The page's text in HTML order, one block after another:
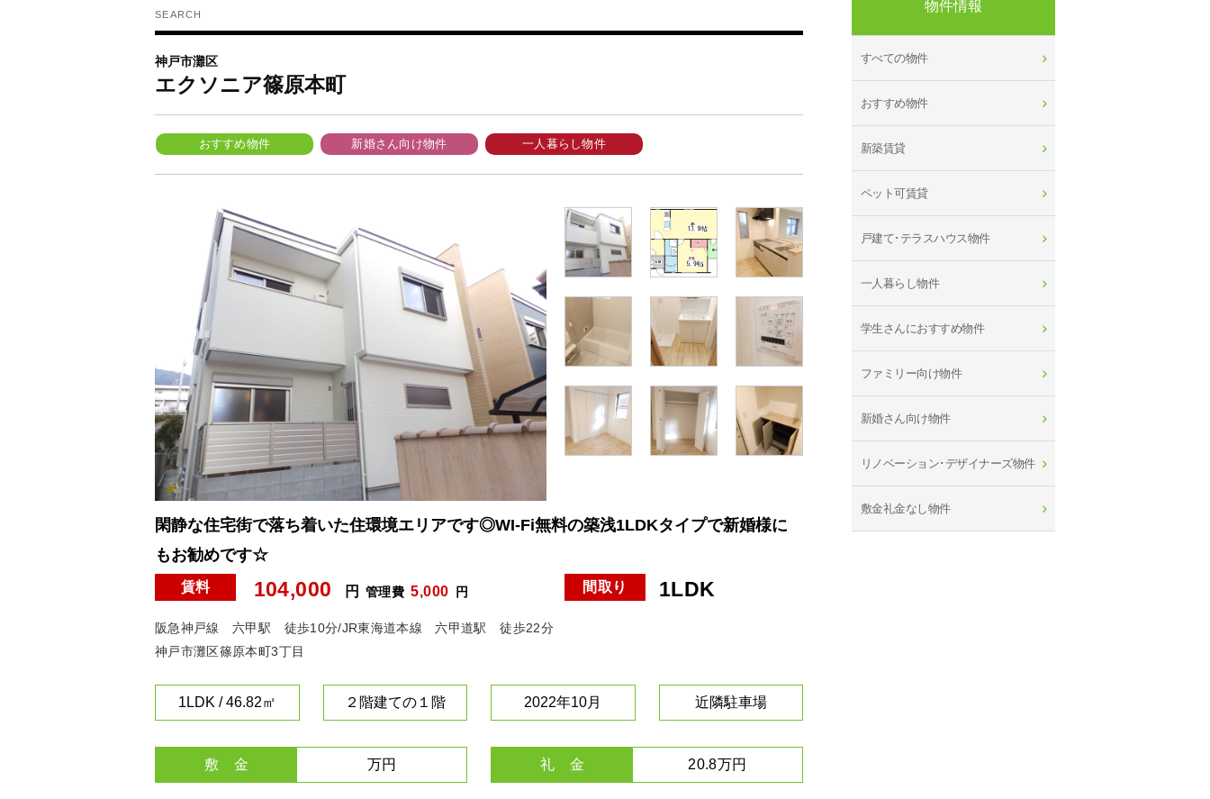
SEARCH
神戸市灘区
エクソニア篠原本町
おすすめ物件 新婚さん向け物件 一人暮らし物件
閑静な住宅街で落ち着いた住環境エリアです◎WI-Fi無料の築浅1LDKタイプで新婚様に
もお勧めです☆
賃料 104,000 円 管理費 5,000 円 間取り 1LDK
阪急神戸線 六甲駅 徒歩10分/JR東海道本線 六甲道駅 徒歩22分
神戸市灘区篠原本町3丁目
1LDK / 46.82㎡ ２階建ての１階 2022年10月 近隣駐車場
敷 金 万円 礼 金 20.8万円
物件情報
すべての物件
おすすめ物件
新築賃貸
ペット可賃貸
戸建て･テラスハウス物件
一人暮らし物件
学生さんにおすすめ物件
ファミリー向け物件
新婚さん向け物件
リノベーション･デザイナーズ物件
敷金礼金なし物件